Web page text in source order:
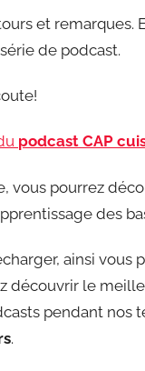
et remarques.
de podcast.
podcast CAP
vous pourrez
des
ainsi vous
découvrir le
pendant nos
.